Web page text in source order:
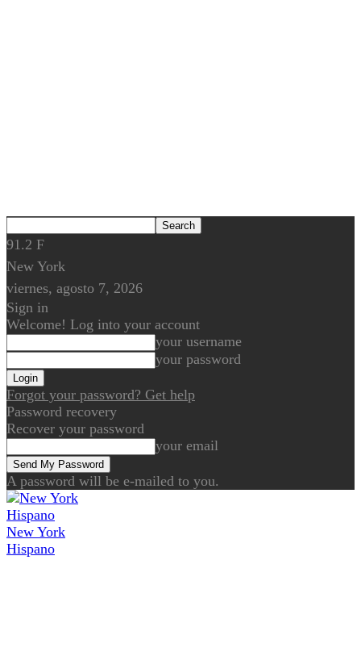
91.2 F
New York
viernes, agosto 7, 2026
Sign in
Welcome! Log into your account
your username
your password
Forgot your password? Get help
Password recovery
Recover your password
your email
A password will be e-mailed to you.
New York
Hispano